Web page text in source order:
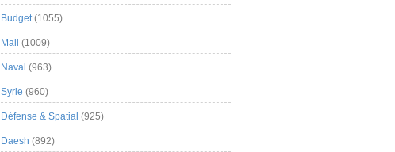
Budget(1055)
Mali (1009)
Naval (963)
Syrie (960)
Défense & Spatial (925)
Daesh (892)